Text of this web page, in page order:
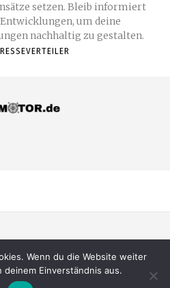
setzen. Bleib informiert
um deine
nachhaltig zu gestalten.
FAQ Kontakt Impressum
News
Pressemitteilung veröffentlichen
Wenn du die Website weiter
Einverständnis aus.